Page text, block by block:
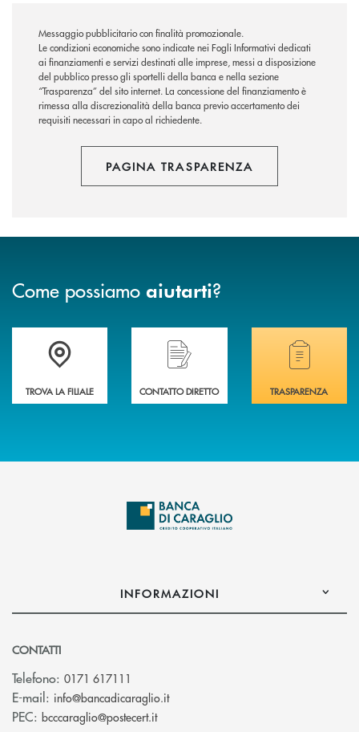
Messaggio pubblicitario con finalità promozionale.
Le condizioni economiche sono indicate nei Fogli Informativi dedicati
ai finanziamenti e servizi destinati alle imprese, messi a disposizione
del pubblico presso gli sportelli della banca e nella sezione
“Trasparenza” del sito internet. La concessione del finanziamento è
rimessa alla discrezionalità della banca previo accertamento dei
requisiti necessari in capo al richiedente.
PAGINA TRASPARENZA
Come possiamo aiutarti?
Accedi all' elenco completo delle filiali di Banca di Caraglio.
TROVA LA FILIALE
Hai bisogno di assistenza immediata?
CONTATTO DIRETTO
Hai bisogno di
TRASPARENZA
INFORMAZIONI
CONTATTI
Telefono: 0171 617111
E-mail: info@bancadicaraglio.it(si apre l’app di posta elettronica)
PEC: bcccaraglio@postecert.it(si apre l’app di posta elettronica)